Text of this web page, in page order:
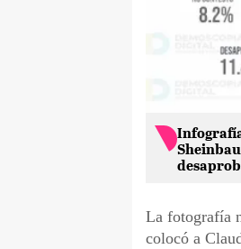
La fotografía
colocó a